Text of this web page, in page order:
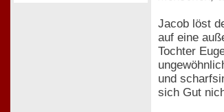
Jacob löst
auf eine
Tochter
und
sich Gut